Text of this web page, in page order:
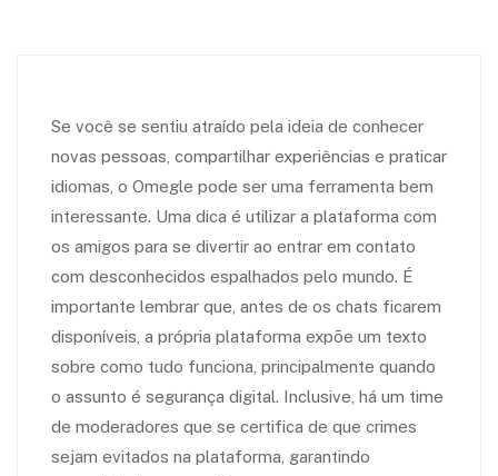
Se você se sentiu atraído pela ideia de conhecer
novas pessoas, compartilhar experiências e praticar
idiomas, o Omegle pode ser uma ferramenta bem
interessante. Uma dica é utilizar a plataforma com
os amigos para se divertir ao entrar em contato
com desconhecidos espalhados pelo mundo. É
importante lembrar que, antes de os chats ficarem
disponíveis, a própria plataforma expõe um texto
sobre como tudo funciona, principalmente quando
o assunto é segurança digital. Inclusive, há um time
de moderadores que se certifica de que crimes
sejam evitados na plataforma, garantindo